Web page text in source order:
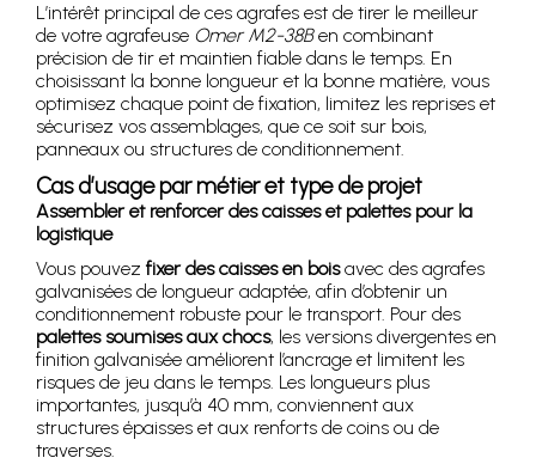
L’intérêt principal de ces agrafes est de tirer le meilleur
de votre agrafeuse Omer M2-38Ben combinant
précision de tir et maintien fiable dans le temps. En
choisissant la bonne longueur et la bonne matière, vous
optimisez chaque point de fixation, limitez les reprises et
sécurisez vos assemblages, que ce soit sur bois,
panneaux ou structures de conditionnement.
Cas d’usage par métier et type de projet
Assembler et renforcer des caisses et palettes pour la
logistique
Vous pouvez fixer des caisses en boisavec des agrafes
galvanisées de longueur adaptée, afin d’obtenir un
conditionnement robuste pour le transport. Pour des
palettes soumises aux chocs, les versions divergentes en
finition galvanisée améliorent l’ancrage et limitent les
risques de jeu dans le temps. Les longueurs plus
importantes, jusqu’à 40 mm, conviennent aux
structures épaisses et aux renforts de coins ou de
traverses.